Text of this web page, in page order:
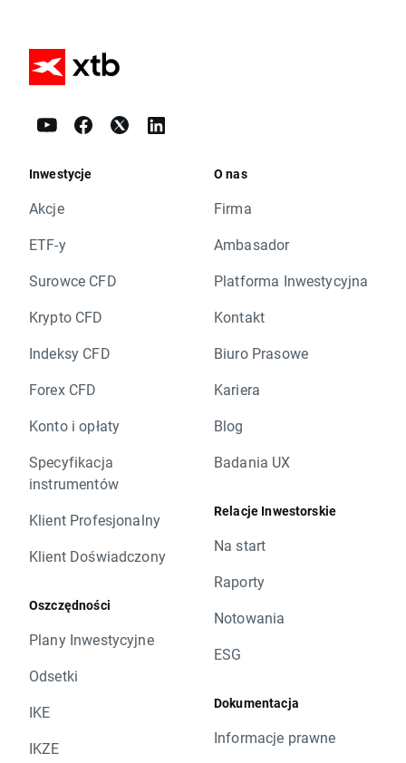
Inwestycje
Akcje
ETF-y
Surowce CFD
Krypto CFD
Indeksy CFD
Forex CFD
Konto i opłaty
Specyfikacja
instrumentów
Klient Profesjonalny
Klient Doświadczony
Oszczędności
Plany Inwestycyjne
Odsetki
IKE
IKZE
O nas
Firma
Ambasador
Platforma Inwestycyjna
Kontakt
Biuro Prasowe
Kariera
Blog
Badania UX
Relacje Inwestorskie
Na start
Raporty
Notowania
ESG
Dokumentacja
Informacje prawne